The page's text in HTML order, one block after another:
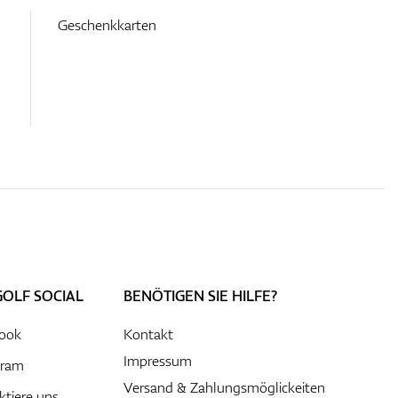
Geschenkkarten
SOCIAL
BENÖTIGEN SIE HILFE?
Kontakt
Impressum
Versand & Zahlungsmöglickeiten